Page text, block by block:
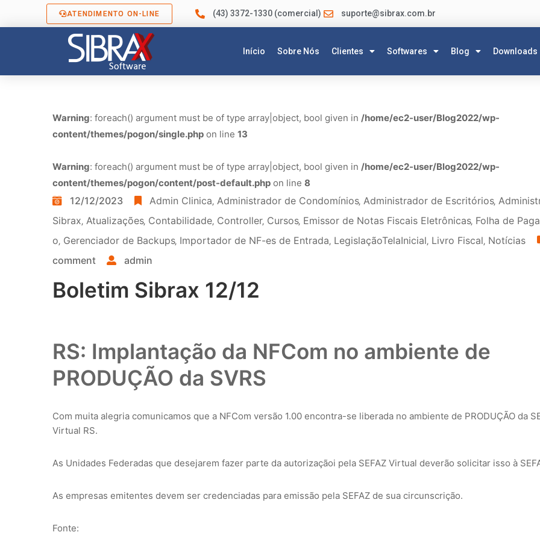
ATENDIMENTO ON-LINE (43) 3372-1330 (comercial) suporte@sibrax.com.br
Início Sobre Nós Clientes Softwares Blog Downloads
Warning: foreach() argument must be of type array|object, bool given in /home/ec2-user/Blog2022/wp-
content/themes/pogon/single.php on line 13
Warning: foreach() argument must be of type array|object, bool given in /home/ec2-user/Blog2022/wp-
content/themes/pogon/content/post-default.php on line 8
12/12/2023 Admin Clinica‚ Administrador de Condomínios‚ Administrador de Escritórios‚
Sibrax‚ Atualizações‚ Contabilidade‚ Controller‚ Cursos‚ Emissor de Notas Fiscais Eletrônicas‚ Folha de
o‚ Gerenciador de Backups‚ Importador de NF-es de Entrada‚ LegislaçãoTelaInicial‚ Livro Fiscal‚ Notícias
comment
admin
Boletim Sibrax 12/12
RS: Implantação da NFCom no ambiente de
PRODUÇÃO da SVRS
Com muita alegria comunicamos que a NFCom versão 1.00 encontra-se liberada no ambiente de PRODUÇÃO da
Virtual RS.
As Unidades Federadas que desejarem fazer parte da autorizaçãoi pela SEFAZ Virtual deverão solicitar isso à
As empresas emitentes devem ser credenciadas para emissão pela SEFAZ de sua circunscrição.
Fonte: